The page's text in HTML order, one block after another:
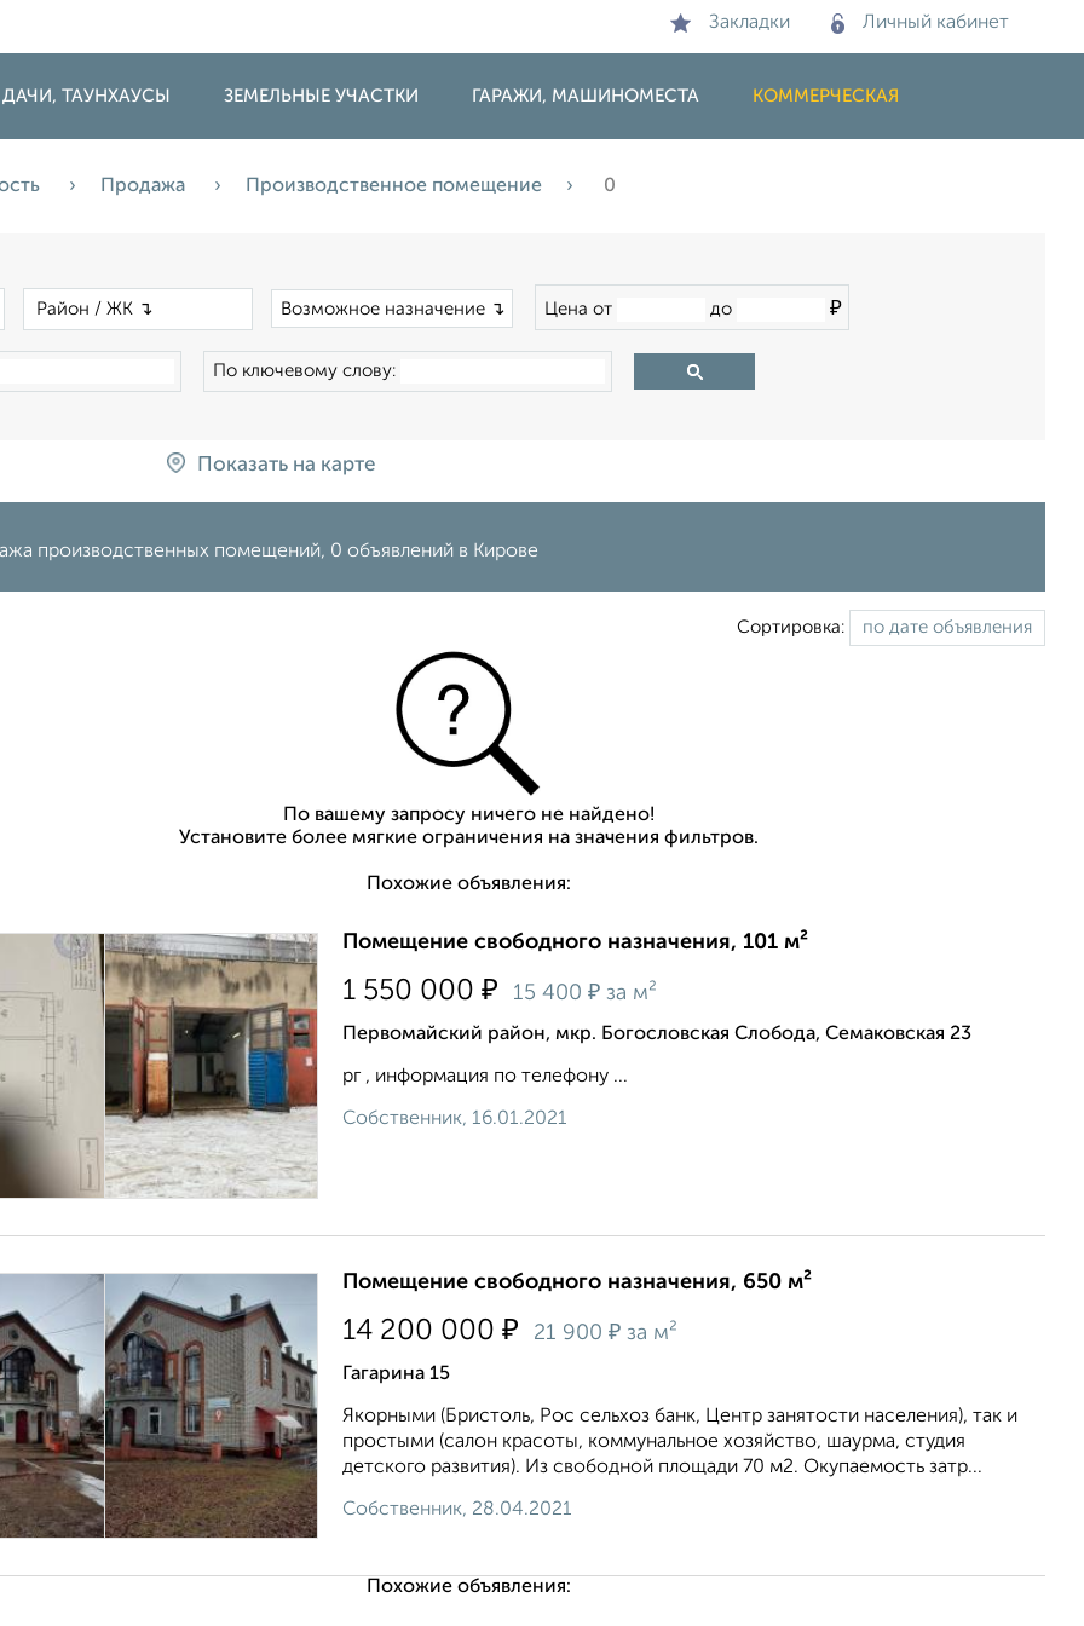
Закладки Личный кабинет
ТАУНХАУСЫ ЗЕМЕЛЬНЫЕ УЧАСТКИ ГАРАЖИ, МАШИНОМЕСТА КОММЕРЧЕСКАЯ
Продажа Производственное помещение 0
Возможное назначение ↴ Цена от до ₽
По ключевому слову:
Показать на карте
производственных помещений, 0 объявлений в Кирове
Сортировка:
По вашему запросу ничего не найдено!
Установите более мягкие ограничения на значения фильтров.
Похожие объявления:
Помещение свободного назначения, 101 м²
1 550 000 ₽ 15 400 ₽ за м²
Первомайский район, мкр. Богословская Слобода, Семаковская 23
рг , информация по телефону ...
Собственник, 16.01.2021
Помещение свободного назначения, 650 м²
14 200 000 ₽ 21 900 ₽ за м²
Гагарина 15
Якорными (Бристоль, Рос сельхоз банк, Центр занятости населения), так и
простыми (салон красоты, коммунальное хозяйство, шаурма, студия
детского развития). Из свободной площади 70 м2. Окупаемость затр...
Собственник, 28.04.2021
Похожие объявления: